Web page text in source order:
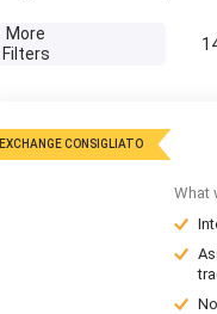
More
Filters
EXCHANGE CONSIGLIATO
What